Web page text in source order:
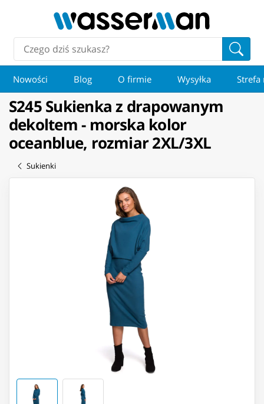
Nowości Blog O firmie Wysyłka Strefa
S245 Sukienka z drapowanym
dekoltem - morska kolor
oceanblue, rozmiar 2XL/3XL
Sukienki